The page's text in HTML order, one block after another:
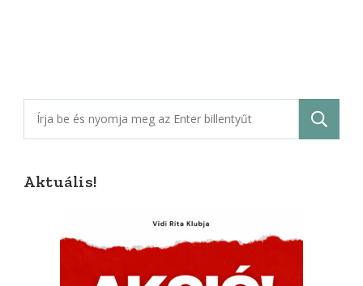
Keresés:
Aktuális!